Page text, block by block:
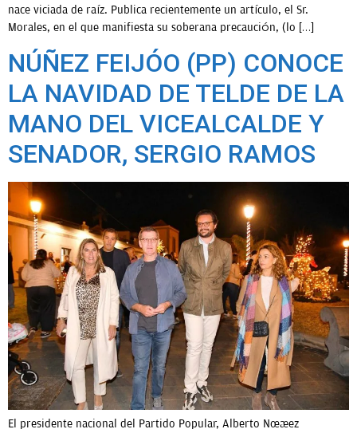
nace viciada de raíz. Publica recientemente un artículo, el Sr.
Morales, en el que manifiesta su soberana precaución, (lo […]
NÚÑEZ FEIJÓO (PP) CONOCE
LA NAVIDAD DE TELDE DE LA
MANO DEL VICEALCALDE Y
SENADOR, SERGIO RAMOS
El presidente nacional del Partido Popular, Alberto Núñez